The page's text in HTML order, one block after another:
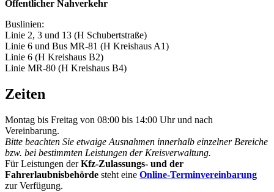
Öffentlicher Nahverkehr
Buslinien:
Linie 2, 3 und 13 (H Schubertstraße)
Linie 6 und Bus MR-81 (H Kreishaus A1)
Linie 6 (H Kreishaus B2)
Linie MR-80 (H Kreishaus B4)
Zeiten
Montag bis Freitag von 08:00 bis 14:00 Uhr und nach
Vereinbarung.
Bitte beachten Sie etwaige Ausnahmen innerhalb einzelner Bereiche
bzw. bei bestimmten Leistungen der Kreisverwaltung.
Für Leistungen derKfz-Zulassungs- und der
Fahrerlaubnisbehörde steht eine Online-Terminvereinbarung
zur Verfügung.